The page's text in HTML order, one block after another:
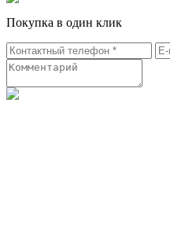
Покупка в один клик